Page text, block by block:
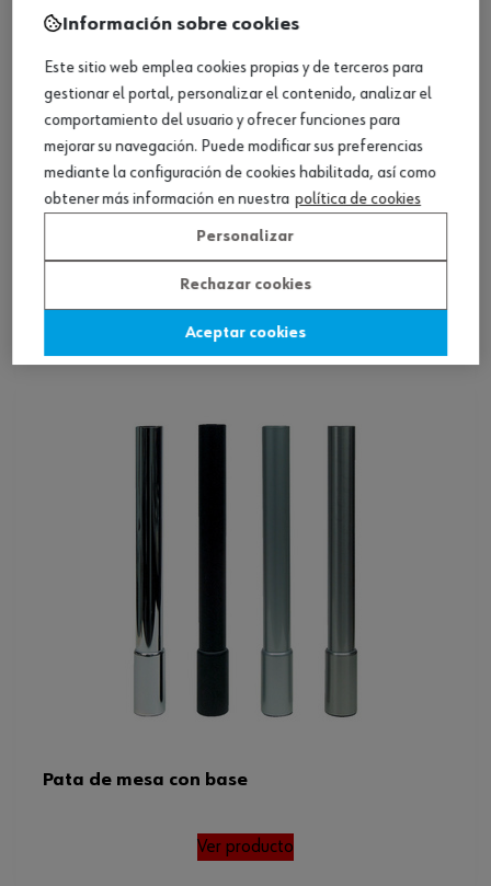
Pata de mesa Magic QR/RQ
Ver producto
Pata de mesa con base
Ver producto
Información sobre cookies
Este sitio web emplea cookies propias y de terceros para
gestionar el portal, personalizar el contenido, analizar el
comportamiento del usuario y ofrecer funciones para
mejorar su navegación. Puede modificar sus preferencias
mediante la configuración de cookies habilitada, así como
obtener más información en nuestra política de cookies
Personalizar
Rechazar cookies
Aceptar cookies